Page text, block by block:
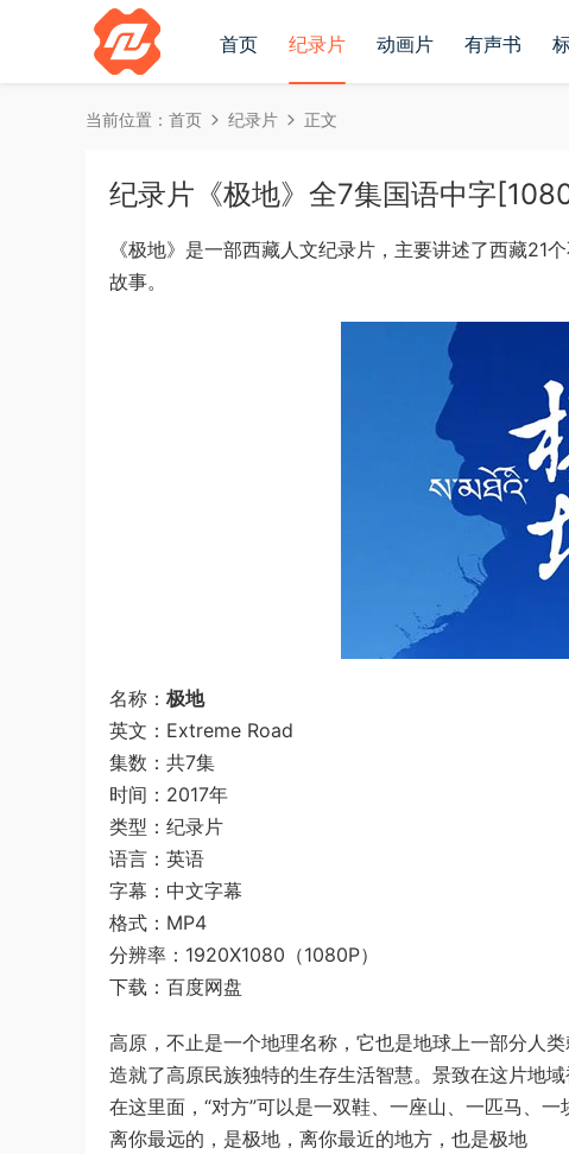
首页 纪录片 动画片 有声书
当前位置： 首页 纪录片 正文
纪录片《极地》全7集国语中字
《极地》是一部西藏人文纪录片，主要讲述了西藏21
故事。
名称： 极地
英文：Extreme Road
集数：共7集
时间：2017年
类型：纪录片
语言：英语
字幕：中文字幕
格式：MP4
分辨率：1920X1080（1080P）
下载：百度网盘
高原，不止是一个地理名称，它也是地球上一部分人
造就了高原民族独特的生存生活智慧。景致在这片地
在这里面，“对方”可以是一双鞋、一座山、一匹马、
离你最远的，是极地，离你最近的地方，也是极地